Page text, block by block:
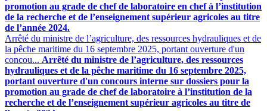
promotion au grade de chef de laboratoire en chef à l’institution
de la recherche et de l’enseignement supérieur agricoles au titre
de l’année 2024.
Arrêté du ministre de l’agriculture, des ressources hydrauliques et de
la pêche maritime du 16 septembre 2025, portant ouverture d'un
concou... Arrêté du ministre de l’agriculture, des ressources
hydrauliques et de la pêche maritime du 16 septembre 2025,
portant ouverture d'un concours interne sur dossiers pour la
promotion au grade de chef de laboratoire à l’institution de la
recherche et de l’enseignement supérieur agricoles au titre de